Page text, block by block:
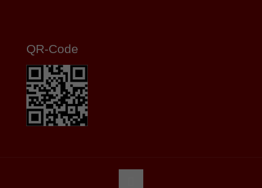
QR-Code